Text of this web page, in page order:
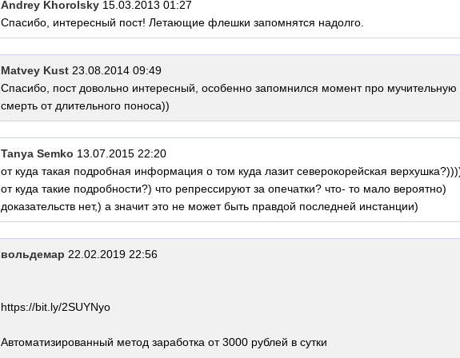
Andrey Khorolsky 15.03.2013 01:27
Спасибо, интересный пост! Летающие флешки запомнятся надолго.
Matvey Kust 23.08.2014 09:49
Спасибо, пост довольно интересный, особенно запомнился момент про мучительную
смерть от длительного поноса))
Tanya Semko 13.07.2015 22:20
от куда такая подробная информация о том куда лазит северокорейская
от куда такие подробности?) что репрессируют за опечатки? что- то мало вероятно)
доказательств нет,) а значит это не может быть правдой последней инстанции)
вольдемар 22.02.2019 22:56
https://bit.ly/2SUYNyo
Автоматизированный метод заработка от 3000 рублей в сутки